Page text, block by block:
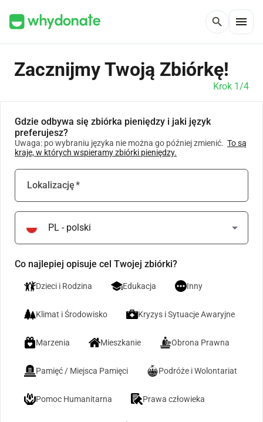
search menu
Zacznijmy Twoją Zbiórkę!
Krok 1/4
Gdzie odbywa się zbiórka pieniędzy i jaki język
preferujesz?
Uwaga: po wybraniu języka nie można go później zmienić. To są
kraje, w których wspieramy zbiórki pieniędzy.
Lokalizację*
arrow_drop_down
Co najlepiej opisuje cel Twojej zbiórki?
Dzieci i Rodzina Edukacja Inny
Klimat i Środowisko Kryzys i Sytuacje Awaryjne
Marzenia Mieszkanie Obrona Prawna
Pamięć / Miejsca Pamięci Podróże i Wolontariat
Pomoc Humanitarna Prawa człowieka